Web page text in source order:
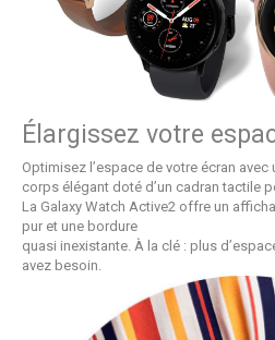
Élargissez votre
Optimisez l’espace de votre écran avec
corps élégant doté d’un cadran tactile
La Galaxy Watch Active2 offre un
pur et une bordure
quasi inexistante. À la clé : plus
avez besoin.